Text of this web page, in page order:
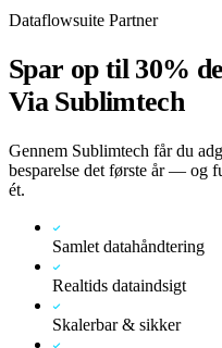
Dataflowsuite Partner
Spar op til 30%
Via Sublimtech
Gennem Sublimtech får du
besparelse det første år — og
ét.
Samlet datahåndtering
Realtids dataindsigt
Skalerbar & sikker